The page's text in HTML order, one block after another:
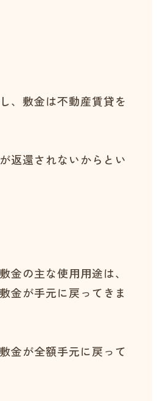
、敷金は不動産賃貸を
返還されないからとい
の主な使用用途は、
金が手元に戻ってきま
金が全額手元に戻って